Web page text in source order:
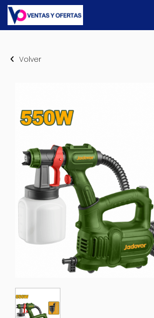
Volver